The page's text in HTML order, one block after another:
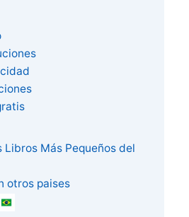
Libros Más Pequeños del
otros paises